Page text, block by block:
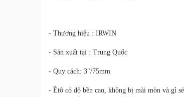
- Thương hiệu : IRWIN
- Sản xuất tại : Trung Quốc
- Quy cách: 3"/75mm
- Êtô có độ bền cao, không bị mài mòn và gỉ